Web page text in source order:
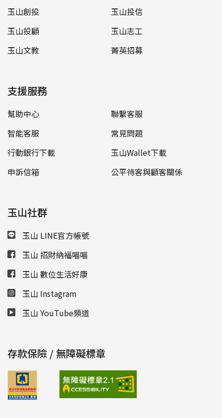
玉山創投
玉山投信
玉山投顧
玉山志工
玉山文教
菁英招募
支援服務
幫助中心
聯繫客服
智能客服
常見問題
行動銀行下載
玉山Wallet下載
申訴信箱
公平待客與顧客關係
玉山社群
玉山 LINE官方帳號
玉山 招財納福喵喵
玉山 數位生活好康
玉山 Instagram
玉山 YouTube頻道
存款保險 / 無障礙標章